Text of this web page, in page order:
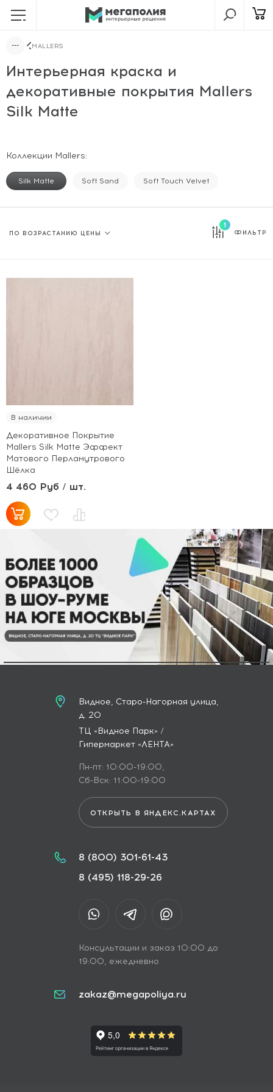
MALLERS
Интерьерная краска и
декоративные покрытия Mallers
Silk Matte
Коллекции Mallers:
Silk Matte Soft Sand Soft Touch Velvet
1
ФИЛЬТР
В наличии
Декоративное Покрытие
Mallers Silk Matte Эффект
Матового Перламутрового
Шёлка
4 460 Руб / шт.
Видное, Старо-Нагорная улица,
д. 20
ТЦ «Видное Парк» /
Гипермаркет «ЛЕНТА»
Пн-пт: 10:00-19:00,
Сб-Вск: 11:00-19:00
ОТКРЫТЬ В ЯНДЕКС.КАРТАХ
8 (800) 301-61-43
8 (495) 118-29-26
Консультации и заказ 10:00 до
19:00, ежедневно
zakaz@megapoliya.ru